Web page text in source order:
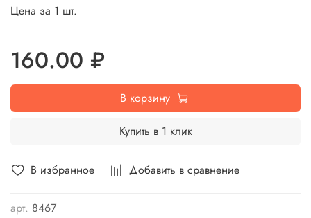
В избранное Добавить в сравнение
арт. 8467
Цена за 1 шт.
160.00 ₽
В корзину
Купить в 1 клик